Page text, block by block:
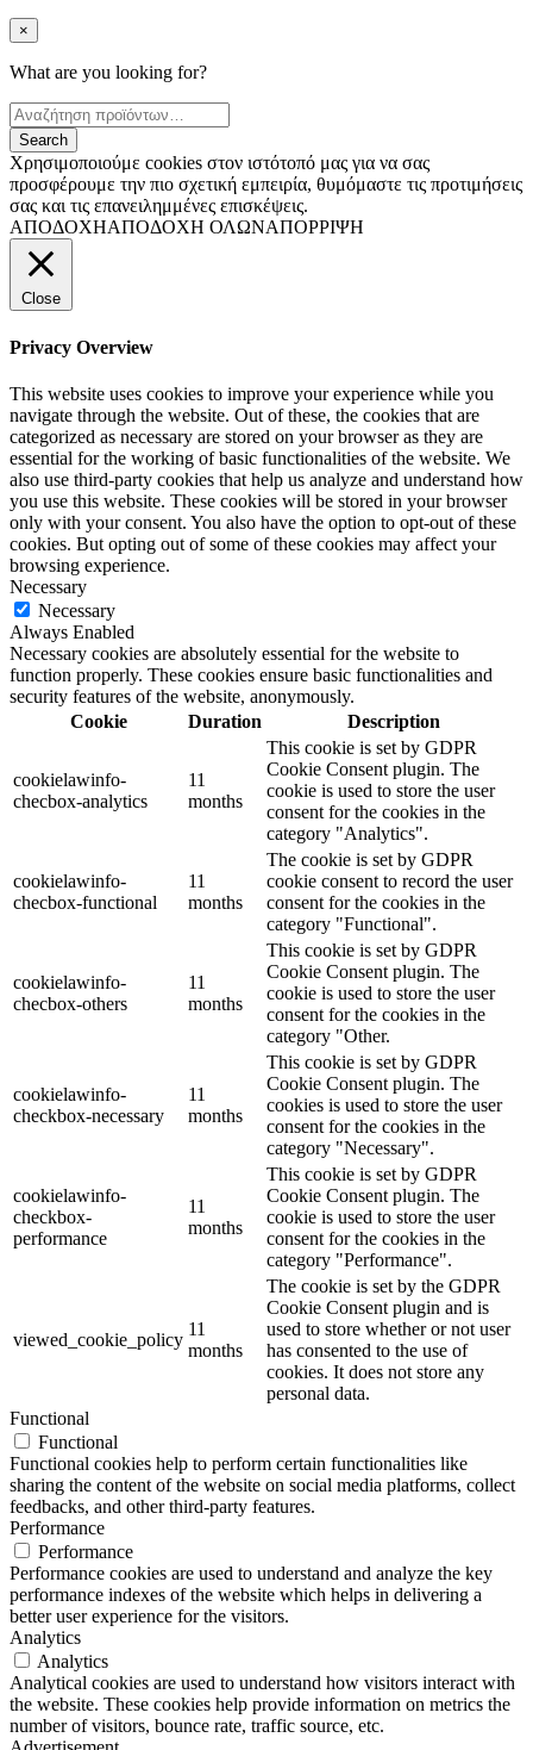
×
What are you looking for?
Χρησιμοποιούμε cookies στον ιστότοπό μας για να σας
προσφέρουμε την πιο σχετική εμπειρία, θυμόμαστε τις προτιμήσεις
σας και τις επανειλημμένες επισκέψεις.
ΑΠΟΔΟΧΗΑΠΟΔΟΧΗ ΟΛΩΝΑΠΟΡΡΙΨΗ
Close
Privacy Overview
This website uses cookies to improve your experience while you
navigate through the website. Out of these, the cookies that are
categorized as necessary are stored on your browser as they are
essential for the working of basic functionalities of the website. We
also use third-party cookies that help us analyze and understand how
you use this website. These cookies will be stored in your browser
only with your consent. You also have the option to opt-out of these
cookies. But opting out of some of these cookies may affect your
browsing experience.
Necessary
Necessary
Always Enabled
Necessary cookies are absolutely essential for the website to
function properly. These cookies ensure basic functionalities and
security features of the website, anonymously.
Cookie
Duration Description
cookielawinfo-
checbox-analytics
11
months
This cookie is set by GDPR
Cookie Consent plugin. The
cookie is used to store the user
consent for the cookies in the
category "Analytics".
cookielawinfo-
checbox-functional
11
months
The cookie is set by GDPR
cookie consent to record the user
consent for the cookies in the
category "Functional".
cookielawinfo-
checbox-others
11
months
This cookie is set by GDPR
Cookie Consent plugin. The
cookie is used to store the user
consent for the cookies in the
category "Other.
cookielawinfo-
checkbox-necessary
11
months
This cookie is set by GDPR
Cookie Consent plugin. The
cookies is used to store the user
consent for the cookies in the
category "Necessary".
cookielawinfo-
checkbox-
performance
11
months
This cookie is set by GDPR
Cookie Consent plugin. The
cookie is used to store the user
consent for the cookies in the
category "Performance".
viewed_cookie_policy
11
months
The cookie is set by the GDPR
Cookie Consent plugin and is
used to store whether or not user
has consented to the use of
cookies. It does not store any
personal data.
Functional
Functional
Functional cookies help to perform certain functionalities like
sharing the content of the website on social media platforms, collect
feedbacks, and other third-party features.
Performance
Performance
Performance cookies are used to understand and analyze the key
performance indexes of the website which helps in delivering a
better user experience for the visitors.
Analytics
Analytics
Analytical cookies are used to understand how visitors interact with
the website. These cookies help provide information on metrics the
number of visitors, bounce rate, traffic source, etc.